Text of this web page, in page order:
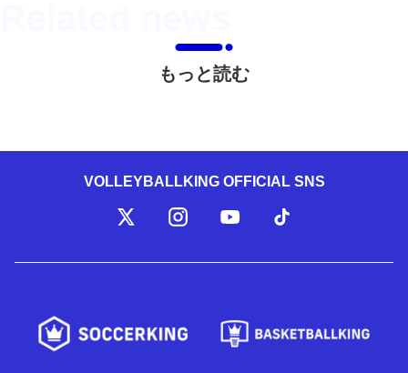
もっと読む
VOLLEYBALLKING OFFICIAL SNS